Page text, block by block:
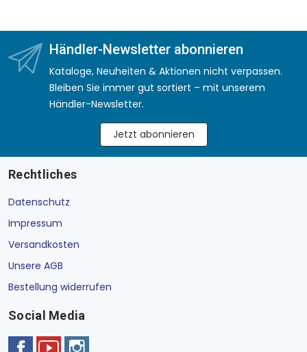
Händler-Newsletter abonnieren
Kataloge, Neuheiten & Aktionen nicht verpassen.
Bleiben Sie immer gut sortiert – mit unserem
Händler-Newsletter.
Jetzt abonnieren
Rechtliches
Datenschutz
Impressum
Versandkosten
Unsere AGB
Bestellung widerrufen
Social Media